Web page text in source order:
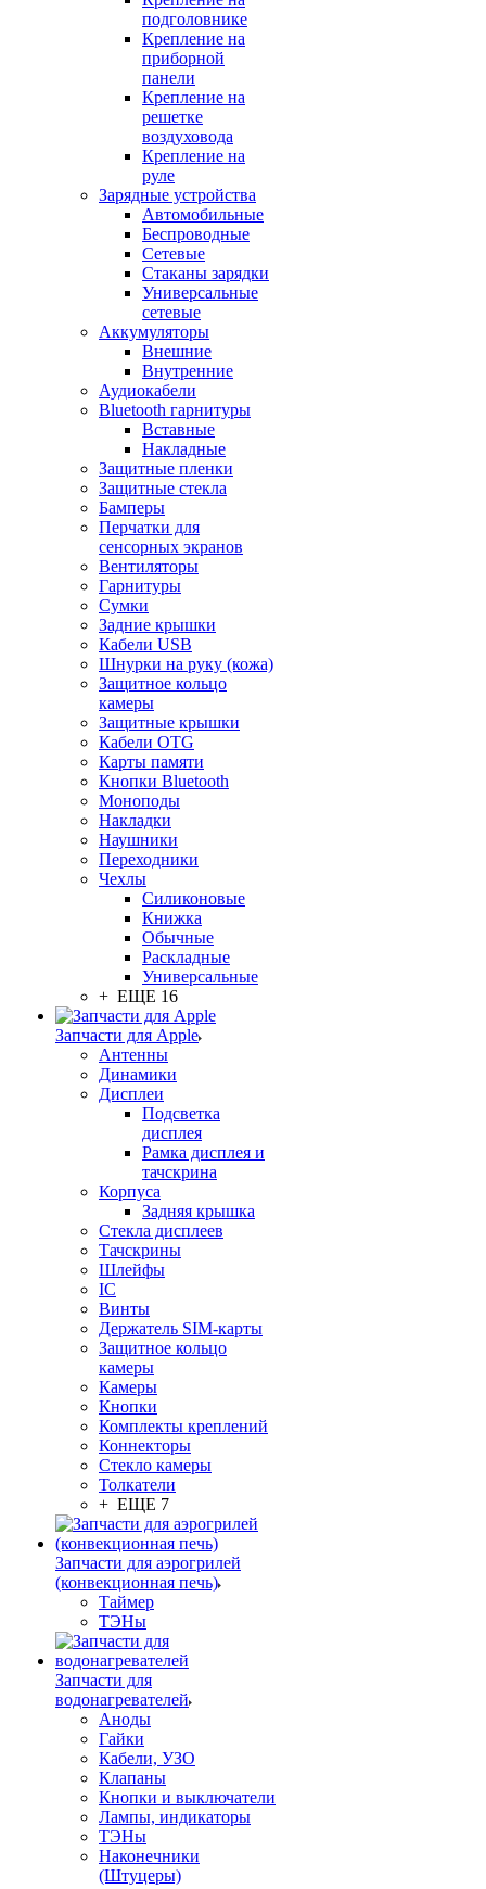
подголовнике
Крепление на
приборной
панели
Крепление на
решетке
воздуховода
Крепление на
руле
Зарядные устройства
Автомобильные
Беспроводные
Сетевые
Стаканы зарядки
Универсальные
сетевые
Аккумуляторы
Внешние
Внутренние
Аудиокабели
Bluetooth гарнитуры
Вставные
Накладные
Защитные пленки
Защитные стекла
Бамперы
Перчатки для
сенсорных экранов
Вентиляторы
Гарнитуры
Сумки
Задние крышки
Кабели USB
Шнурки на руку (кожа)
Защитное кольцо
камеры
Защитные крышки
Кабели OTG
Карты памяти
Кнопки Bluetooth
Моноподы
Накладки
Наушники
Переходники
Чехлы
Силиконовые
Книжка
Обычные
Раскладные
Универсальные
+ ЕЩЕ 16
Запчасти для Apple
Антенны
Динамики
Дисплеи
Подсветка
дисплея
Рамка дисплея и
тачскрина
Корпуса
Задняя крышка
Стекла дисплеев
Тачскрины
Шлейфы
IC
Винты
Держатель SIM-карты
Защитное кольцо
камеры
Камеры
Кнопки
Комплекты креплений
Коннекторы
Стекло камеры
Толкатели
+ ЕЩЕ 7
Запчасти для аэрогрилей
(конвекционная печь)
Таймер
ТЭНы
Запчасти для
водонагревателей
Аноды
Гайки
Кабели, УЗО
Клапаны
Кнопки и выключатели
Лампы, индикаторы
ТЭНы
Наконечники
(Штуцеры)